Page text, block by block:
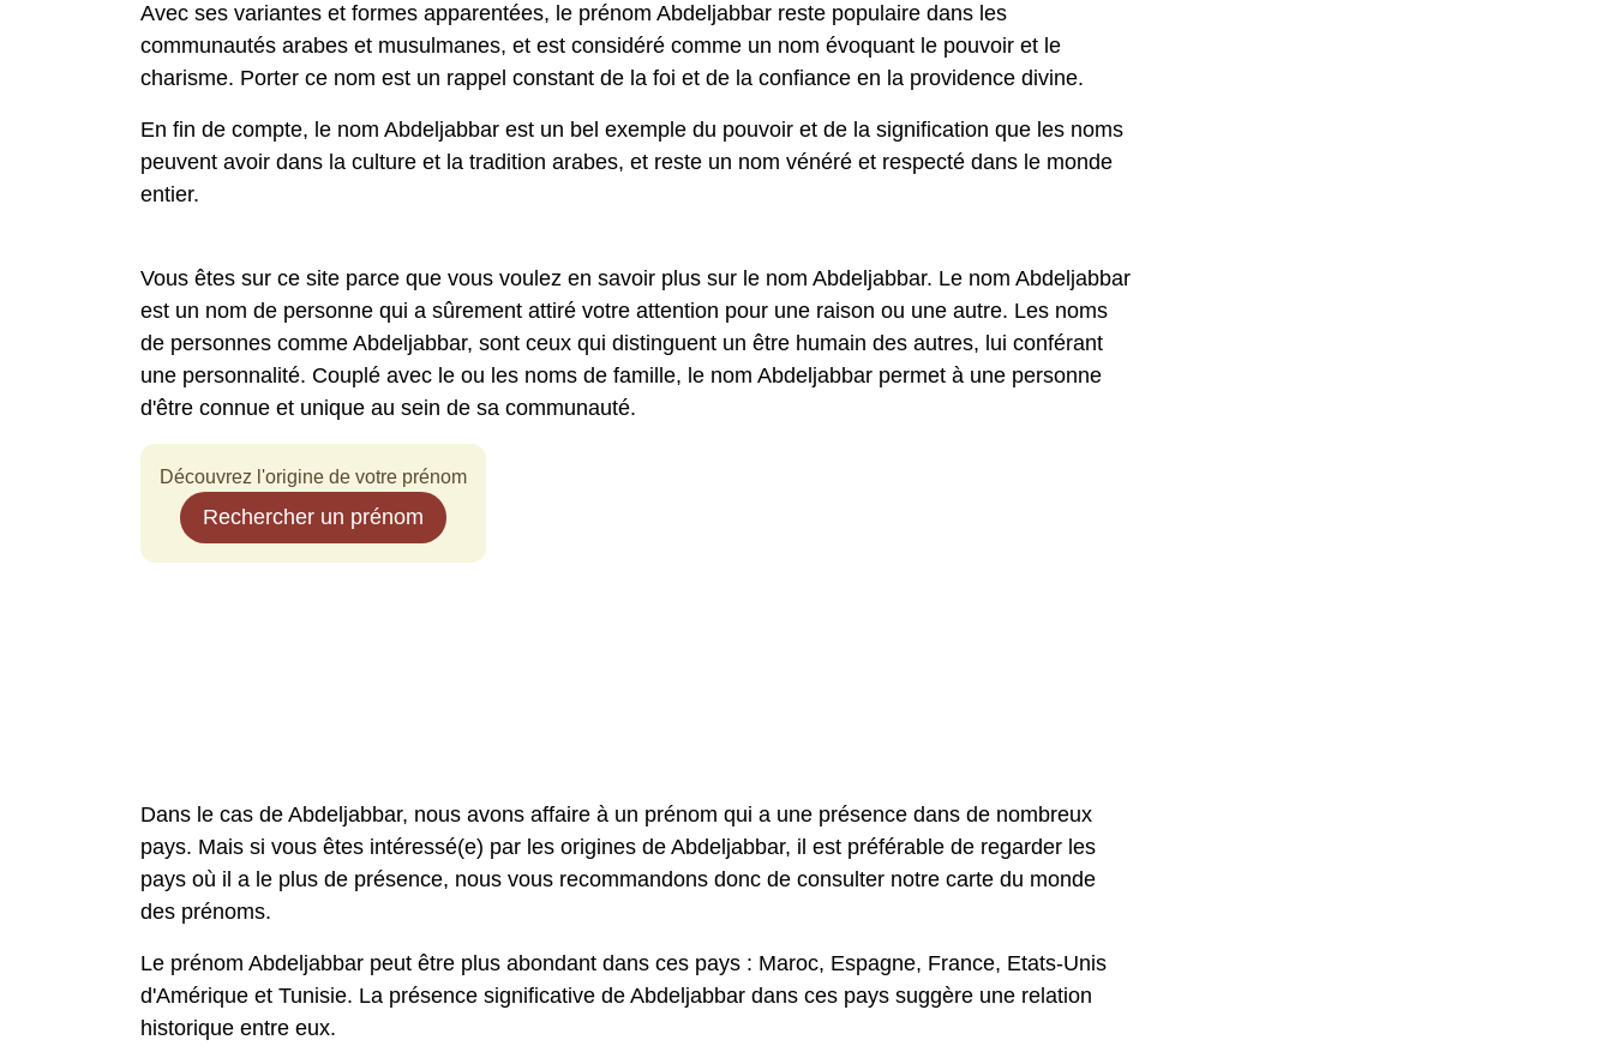
Avec ses variantes et formes apparentées, le prénom Abdeljabbar reste populaire dans les
communautés arabes et musulmanes, et est considéré comme un nom évoquant le pouvoir et le
charisme. Porter ce nom est un rappel constant de la foi et de la confiance en la providence divine.
En fin de compte, le nom Abdeljabbar est un bel exemple du pouvoir et de la signification que les noms
peuvent avoir dans la culture et la tradition arabes, et reste un nom vénéré et respecté dans le monde
entier.
Vous êtes sur ce site parce que vous voulez en savoir plus sur le nom Abdeljabbar. Le nom Abdeljabbar
est un nom de personne qui a sûrement attiré votre attention pour une raison ou une autre. Les noms
de personnes comme Abdeljabbar, sont ceux qui distinguent un être humain des autres, lui conférant
une personnalité. Couplé avec le ou les noms de famille, le nom Abdeljabbar permet à une personne
d'être connue et unique au sein de sa communauté.
Découvrez l'origine de votre prénom
Rechercher un prénom
Dans le cas de Abdeljabbar, nous avons affaire à un prénom qui a une présence dans de nombreux
pays. Mais si vous êtes intéressé(e) par les origines de Abdeljabbar, il est préférable de regarder les
pays où il a le plus de présence, nous vous recommandons donc de consulter notre carte du monde
des prénoms.
Le prénom Abdeljabbar peut être plus abondant dans ces pays : Maroc, Espagne, France, Etats-Unis
d'Amérique et Tunisie. La présence significative de Abdeljabbar dans ces pays suggère une relation
historique entre eux.